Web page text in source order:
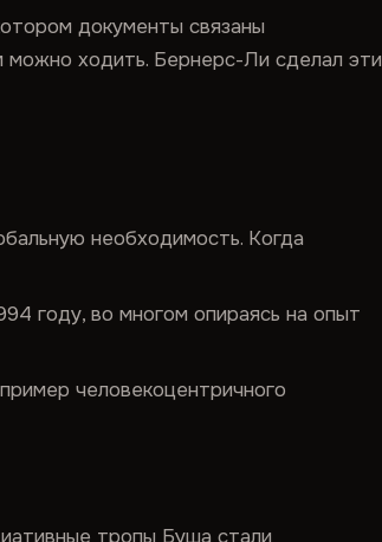
документы связаны
можно ходить. Бернерс-Ли сделал эти
необходимость. Когда
году, во многом опираясь на опыт
человекоцентричного
тропы Буша стали